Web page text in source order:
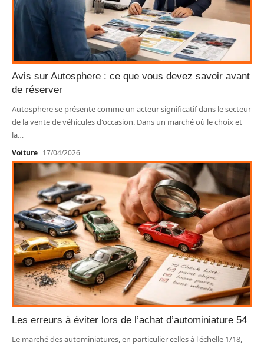
Avis sur Autosphere : ce que vous devez savoir avant
de réserver
Autosphere se présente comme un acteur significatif dans le secteur
de la vente de véhicules d'occasion. Dans un marché où le choix et
la…
Voiture 17/04/2026
Les erreurs à éviter lors de l’achat d’autominiature 54
Le marché des autominiatures, en particulier celles à l'échelle 1/18,